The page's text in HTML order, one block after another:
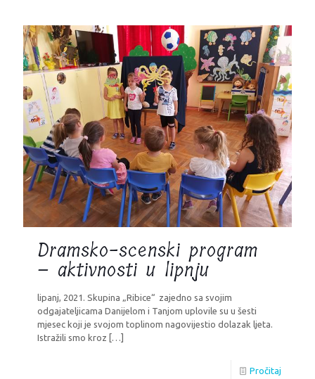
Dramsko-scenski program
– aktivnosti u lipnju
lipanj, 2021. Skupina „Ribice“ zajedno sa svojim
odgajateljicama Danijelom i Tanjom uplovile su u šesti
mjesec koji je svojom toplinom nagovijestio dolazak ljeta.
Istražili smo kroz […]
Pročitaj